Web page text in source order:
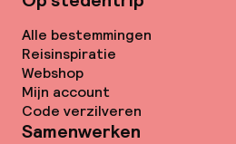
Alle bestemmingen
Reisinspiratie
Webshop
Mijn account
Code verzilveren
Samenwerken